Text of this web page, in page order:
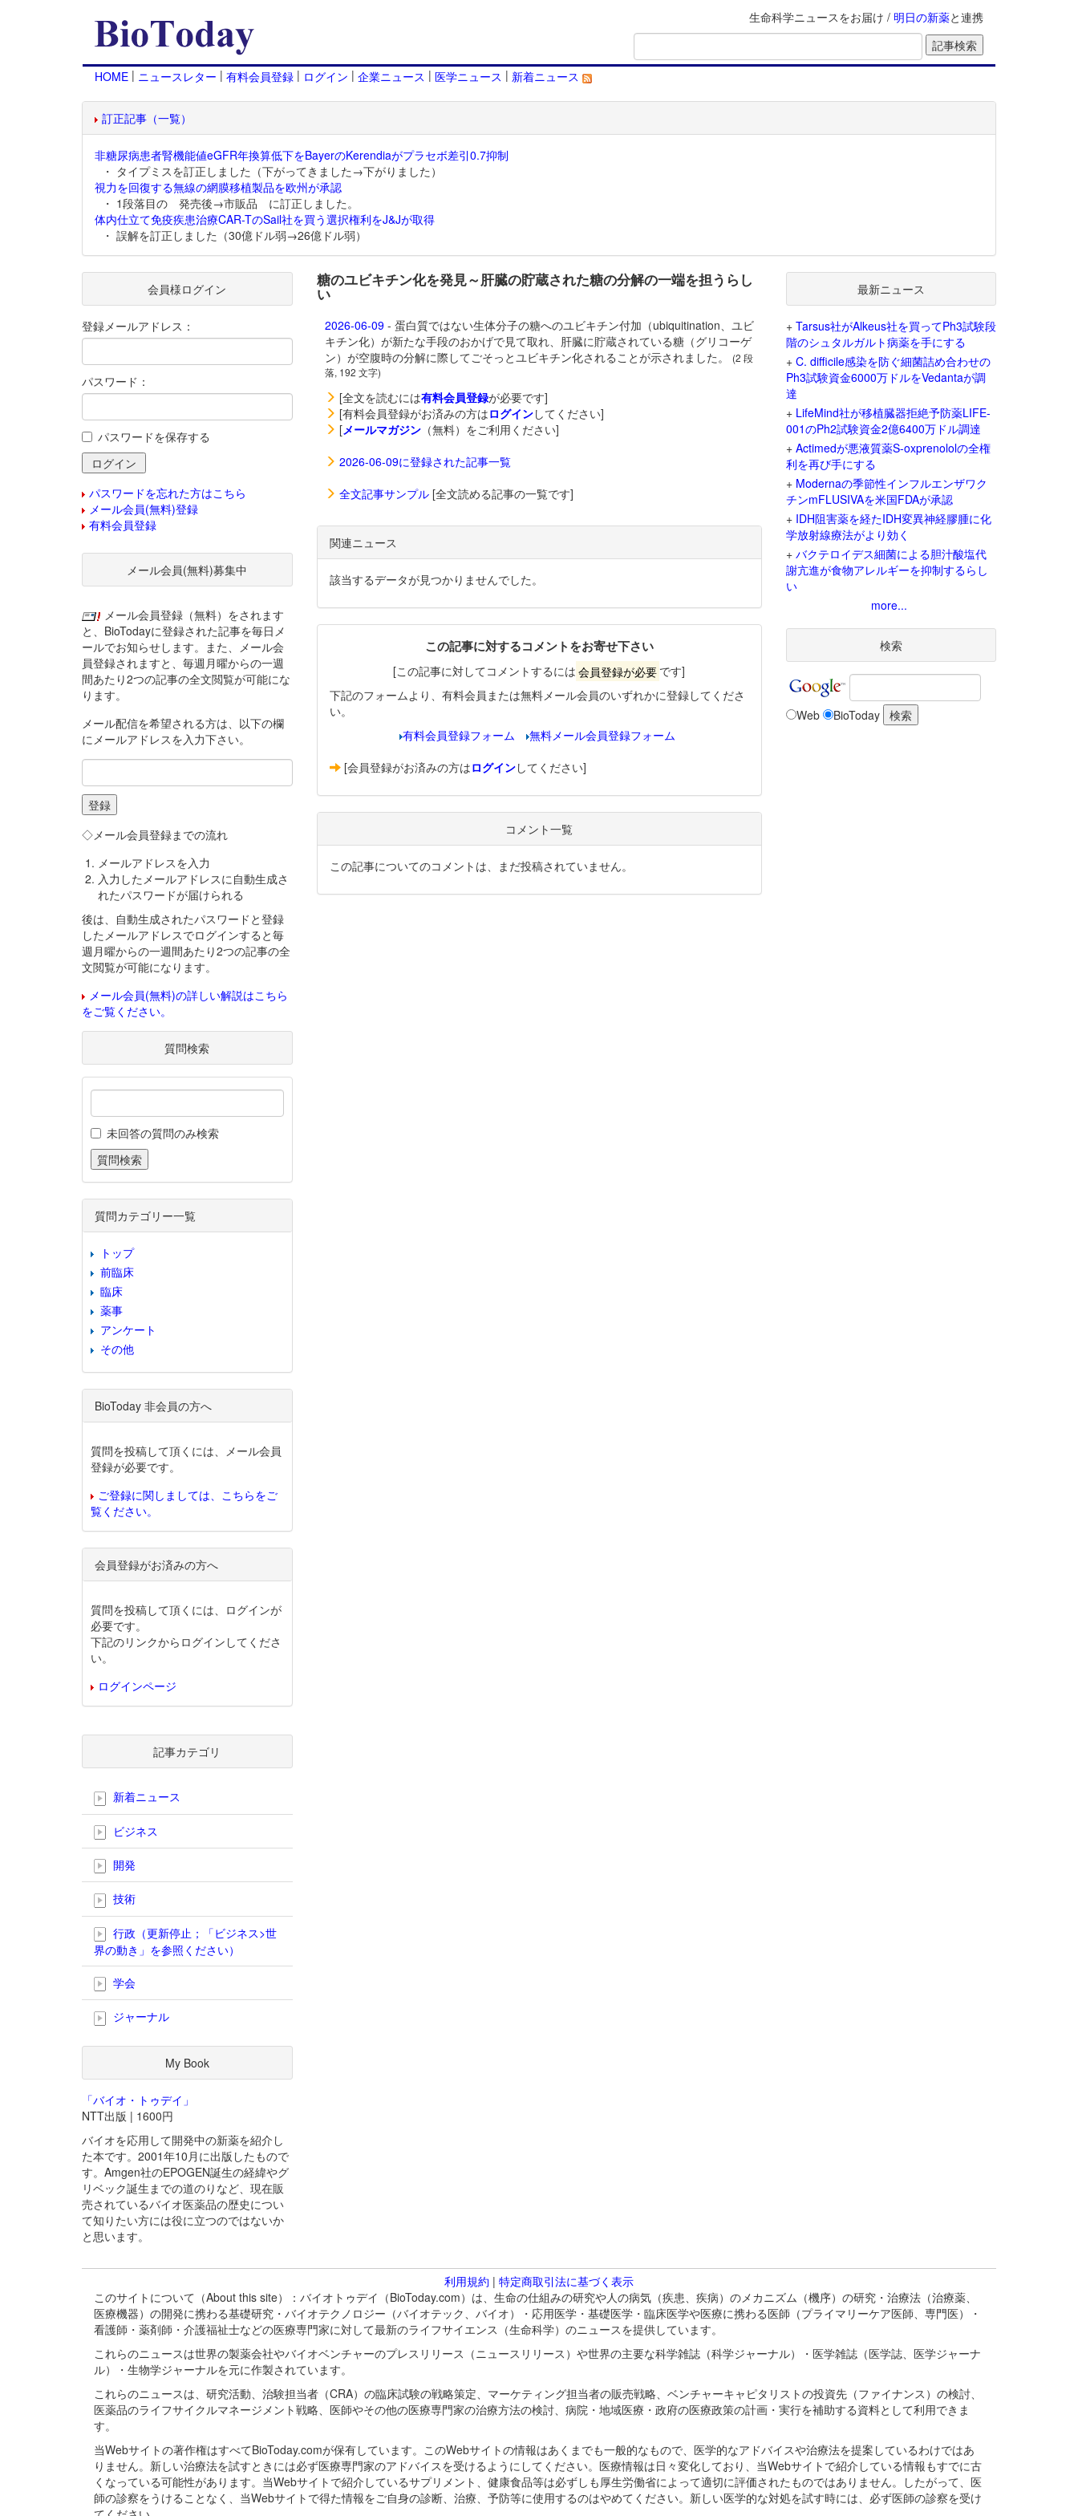
生命科学ニュースをお届け / 明日の新薬と連携
HOME | ニュースレター | 有料会員登録 | ログイン | 企業ニュース | 医学ニュース | 新着ニュース
訂正記事（一覧）
非糖尿病患者腎機能値eGFR年換算低下をBayerのKerendiaがプラセボ差引0.7抑制
・ タイプミスを訂正しました（下がってきました→下がりました）
視力を回復する無線の網膜移植製品を欧州が承認
・ 1段落目の 発売後→市販品 に訂正しました。
体内仕立て免疫疾患治療CAR-TのSail社を買う選択権利をJ&Jが取得
・ 誤解を訂正しました（30億ドル弱→26億ドル弱）
糖のユビキチン化を発見～肝臓の貯蔵された糖の分解の一端を担うらし
い
2026-06-09- 蛋白質ではない生体分子の糖へのユビキチン付加（ubiquitination、ユビ
キチン化）が新たな手段のおかげで見て取れ、肝臓に貯蔵されている糖（グリコーゲ
ン）が空腹時の分解に際してごそっとユビキチン化されることが示されました。
(2 段
落, 192 文字)
[全文を読むには有料会員登録が必要です]
[有料会員登録がお済みの方はログインしてください]
[メールマガジン（無料）をご利用ください]
2026-06-09に登録された記事一覧
全文記事サンプル[全文読める記事の一覧です]
関連ニュース
該当するデータが見つかりませんでした。
この記事に対するコメントをお寄せ下さい
[この記事に対してコメントするには 会員登録が必要 です]
下記のフォームより、有料会員または無料メール会員のいずれかに登録してくださ
い。
有料会員登録フォーム
無料メール会員登録フォーム
[会員登録がお済みの方はログインしてください]
コメント一覧
この記事についてのコメントは、まだ投稿されていません。
会員様ログイン
登録メールアドレス：
パスワード：
パスワードを保存する
パスワードを忘れた方はこちら
メール会員(無料)登録
有料会員登録
メール会員(無料)募集中
メール会員登録（無料）をされます
と、BioTodayに登録された記事を毎日メ
ールでお知らせします。また、メール会
員登録されますと、毎週月曜からの一週
間あたり2つの記事の全文閲覧が可能にな
ります。
メール配信を希望される方は、以下の欄
にメールアドレスを入力下さい。
◇メール会員登録までの流れ
メールアドレスを入力
入力したメールアドレスに自動生成さ
れたパスワードが届けられる
後は、自動生成されたパスワードと登録
したメールアドレスでログインすると毎
週月曜からの一週間あたり2つの記事の全
文閲覧が可能になります。
メール会員(無料)の詳しい解説はこちら
をご覧ください。
質問検索
未回答の質問のみ検索
質問カテゴリー一覧
トップ
前臨床
臨床
薬事
アンケート
その他
BioToday 非会員の方へ
質問を投稿して頂くには、メール会員
登録が必要です。
ご登録に関しましては、こちらをご
覧ください。
会員登録がお済みの方へ
質問を投稿して頂くには、ログインが
必要です。
下記のリンクからログインしてくださ
い。
ログインページ
記事カテゴリ
新着ニュース
ビジネス
開発
技術
行政（更新停止；「ビジネス>世
界の動き」を参照ください）
学会
ジャーナル
My Book
「バイオ・トゥデイ」
NTT出版 | 1600円
バイオを応用して開発中の新薬を紹介し
た本です。2001年10月に出版したもので
す。Amgen社のEPOGEN誕生の経緯やグ
リベック誕生までの道のりなど、現在販
売されているバイオ医薬品の歴史につい
て知りたい方には役に立つのではないか
と思います。
最新ニュース
+ Tarsus社がAlkeus社を買ってPh3試験段
階のシュタルガルト病薬を手にする
+ C. difficile感染を防ぐ細菌詰め合わせの
Ph3試験資金6000万ドルをVedantaが調
達
+ LifeMind社が移植臓器拒絶予防薬LIFE-
001のPh2試験資金2億6400万ドル調達
+ Actimedが悪液質薬S-oxprenololの全権
利を再び手にする
+ Modernaの季節性インフルエンザワク
チンmFLUSIVAを米国FDAが承認
+ IDH阻害薬を経たIDH変異神経膠腫に化
学放射線療法がより効く
+ バクテロイデス細菌による胆汁酸塩代
謝亢進が食物アレルギーを抑制するらし
い
more...
検索
Web BioToday
利用規約 | 特定商取引法に基づく表示
このサイトについて（About this site）：バイオトゥデイ（BioToday.com）は、生命の仕組みの研究や人の病気（疾患、疾病）のメカニズム（機序）の研究・治療法（治療薬、
医療機器）の開発に携わる基礎研究・バイオテクノロジー（バイオテック、バイオ）・応用医学・基礎医学・臨床医学や医療に携わる医師（プライマリーケア医師、専門医）・
看護師・薬剤師・介護福祉士などの医療専門家に対して最新のライフサイエンス（生命科学）のニュースを提供しています。
これらのニュースは世界の製薬会社やバイオベンチャーのプレスリリース（ニュースリリース）や世界の主要な科学雑誌（科学ジャーナル）・医学雑誌（医学誌、医学ジャーナ
ル）・生物学ジャーナルを元に作製されています。
これらのニュースは、研究活動、治験担当者（CRA）の臨床試験の戦略策定、マーケティング担当者の販売戦略、ベンチャーキャピタリストの投資先（ファイナンス）の検討、
医薬品のライフサイクルマネージメント戦略、医師やその他の医療専門家の治療方法の検討、病院・地域医療・政府の医療政策の計画・実行を補助する資料として利用できま
す。
当Webサイトの著作権はすべてBioToday.comが保有しています。このWebサイトの情報はあくまでも一般的なもので、医学的なアドバイスや治療法を提案しているわけではあ
りません。新しい治療法を試すときには必ず医療専門家のアドバイスを受けるようにしてください。医療情報は日々変化しており、当Webサイトで紹介している情報もすでに古
くなっている可能性があります。当Webサイトで紹介しているサプリメント、健康食品等は必ずしも厚生労働省によって適切に評価されたものではありません。したがって、医
師の診察をうけることなく、当Webサイトで得た情報をご自身の診断、治療、予防等に使用するのはやめてください。新しい医学的な対処を試す時には、必ず医師の診察を受け